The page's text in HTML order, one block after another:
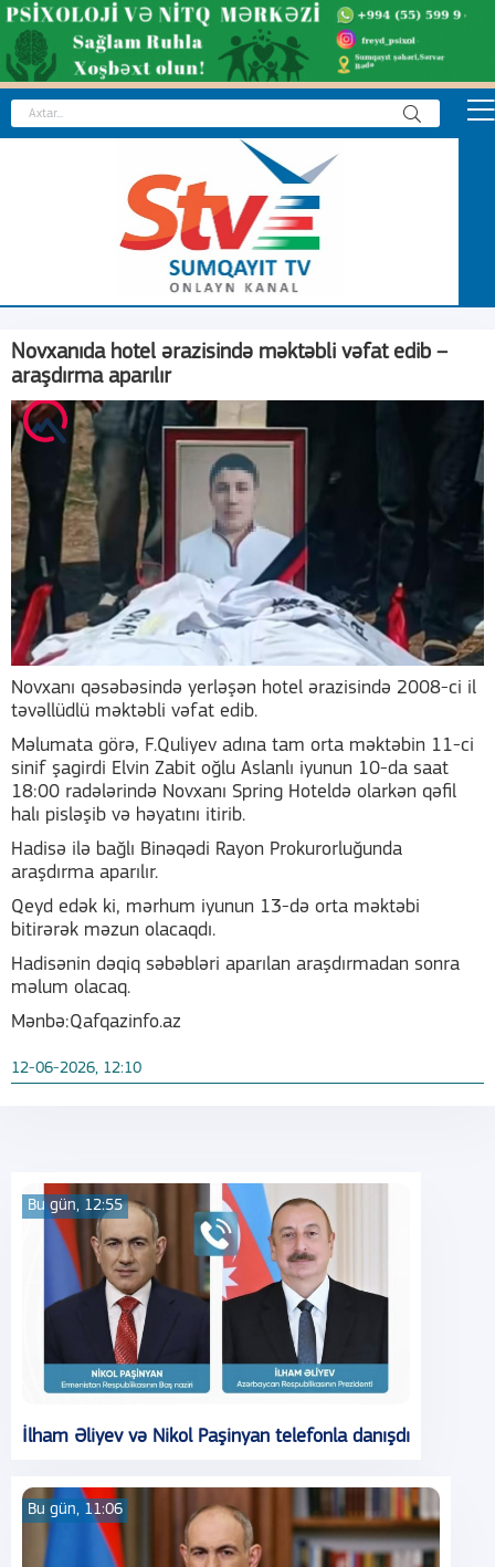
Novxanıda hotel ərazisində məktəbli vəfat edib –
araşdırma aparılır
Novxanı qəsəbəsində yerləşən hotel ərazisində 2008-ci il
təvəllüdlü məktəbli vəfat edib.
Məlumata görə, F.Quliyev adına tam orta məktəbin 11-ci
sinif şagirdi Elvin Zabit oğlu Aslanlı iyunun 10-da saat
18:00 radələrində Novxanı Spring Hoteldə olarkən qəfil
halı pisləşib və həyatını itirib.
Hadisə ilə bağlı Binəqədi Rayon Prokurorluğunda
araşdırma aparılır.
Qeyd edək ki, mərhum iyunun 13-də orta məktəbi
bitirərək məzun olacaqdı.
Hadisənin dəqiq səbəbləri aparılan araşdırmadan sonra
məlum olacaq.
Mənbə:Qafqazinfo.az
12-06-2026, 12:10
Bu gün, 12:55
İlham Əliyev və Nikol Paşinyan telefonla danışdı
Bu gün, 11:06